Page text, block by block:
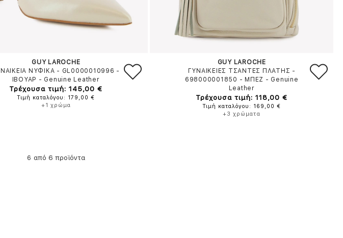
GUY LAROCHE
ΝΥΦΙΚΑ - GL0000010996 -
ΙΒΟΥΑΡ - Genuine Leather
Τρέχουσα τιμή: 145,00 €
Τιμή καταλόγου: 179,00 €
+1 χρώμα
GUY LAROCHE
ΓΥΝΑΙΚΕΙΕΣ ΤΣΑΝΤΕΣ ΠΛΑΤΗΣ -
698000001850 - ΜΠΕΖ - Genuine
Leather
Τρέχουσα τιμή: 118,00 €
Τιμή καταλόγου: 169,00 €
+3 χρώματα
6 από 6 προϊόντα